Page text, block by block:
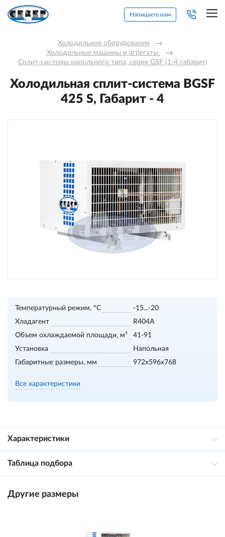
Напишите нам
Холодильное оборудование →
Холодильные машины и агрегаты →
Сплит-системы напольного типа, серия GSF (1-4 габарит)
Холодильная сплит-система BGSF
425 S, Габарит - 4
Температурный режим, °С
-15...-20
Хладагент
R404A
Объем охлаждаемой площади, м³
41-91
Установка
Напольная
Габаритные размеры, мм
972x596x768
Все характеристики
Характеристики
Таблица подбора
Другие размеры